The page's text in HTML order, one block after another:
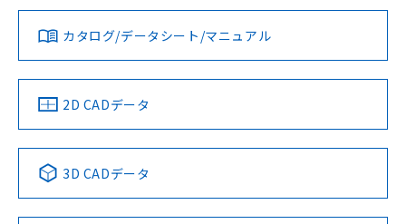
ダウンロードデータをご利用いただく前に、以下を必ずお読
みください。
ソフトウェアの使用条件
対応済み
中国 RoHS 注意事項・凡例
Pb Hg Cd Cr(VI)
LR型式承認
（イギリス
船舶規格）
DNV型式承認
（ノルウェー
BV型式承認
（フランス
KR型式
（韓国
No No No No
この製品の規格認証/適合状況ページへ
その他の認証はこちらのページからご検索ください
カタログ/データシート/マニュアル
2D CADデータ
3D CADデータ